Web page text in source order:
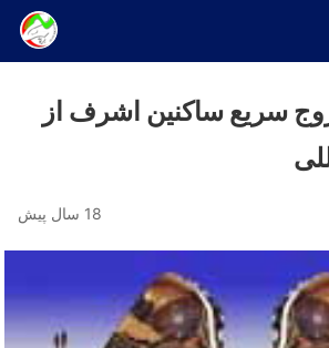
سریع ساکنین اشرف از
18 سال پیش